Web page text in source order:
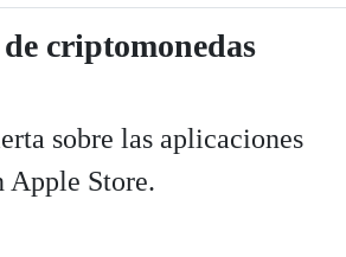
criptomonedas
sobre las aplicaciones
Apple Store.